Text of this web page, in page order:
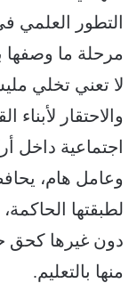
التطور العلمي
لا تعني تخلي
والاحتقار
اجتماعية داخل
وعامل هام،
لطبقتها
دون غيرها كحق
منها بالتعليم.